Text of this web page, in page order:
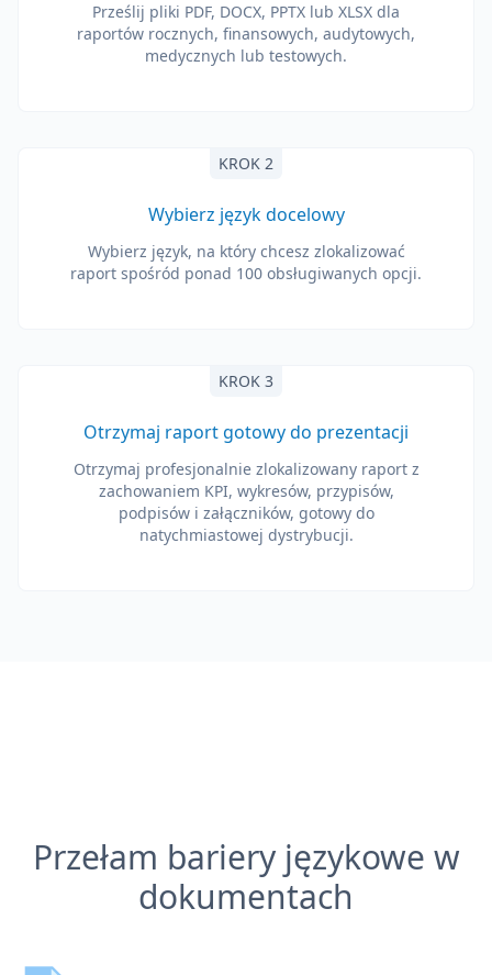
Prześlij pliki PDF, DOCX, PPTX lub XLSX dla
raportów rocznych, finansowych, audytowych,
medycznych lub testowych.
KROK 2
Wybierz język docelowy
Wybierz język, na który chcesz zlokalizować
raport spośród ponad 100 obsługiwanych opcji.
KROK 3
Otrzymaj raport gotowy do prezentacji
Otrzymaj profesjonalnie zlokalizowany raport z
zachowaniem KPI, wykresów, przypisów,
podpisów i załączników, gotowy do
natychmiastowej dystrybucji.
Przełam bariery językowe w
dokumentach